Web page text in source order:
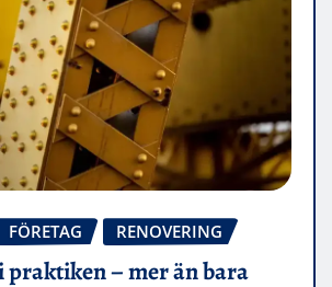
FÖRETAG RENOVERING
– mer än bara